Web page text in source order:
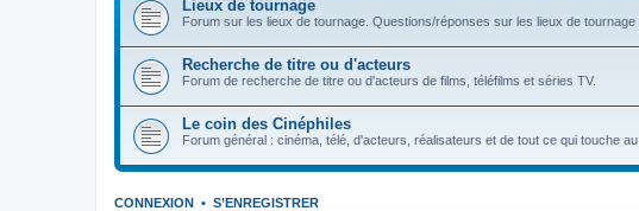
Lieux de tournage
Forum sur les lieux de tournage. Questions/réponses sur les lieux de tournage
Recherche de titre ou d'acteurs
Forum de recherche de titre ou d'acteurs de films, téléfilms et séries TV.
Le coin des Cinéphiles
Forum général : cinéma, télé, d'acteurs, réalisateurs et de tout ce qui touche au
CONNEXION • S’ENREGISTRER